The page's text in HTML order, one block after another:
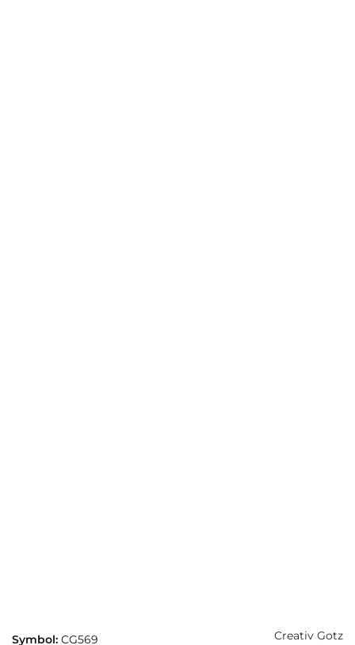
Symbol: CG569 Creativ Gotz